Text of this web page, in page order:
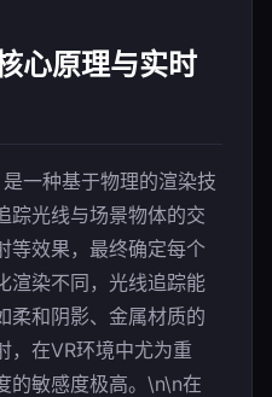
心原理与实时
一种基于物理的渲染技
踪光线与场景物体的交
等效果，最终确定每个
渲染不同，光线追踪能
柔和阴影、金属材质的
，在VR环境中尤为重
的敏感度极高。\n\n在